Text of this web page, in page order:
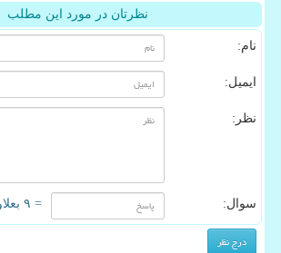
نظرتان در مورد این مطلب
نام:
ایمیل:
نظر:
سوال: = ۹ بعلاوه ۴